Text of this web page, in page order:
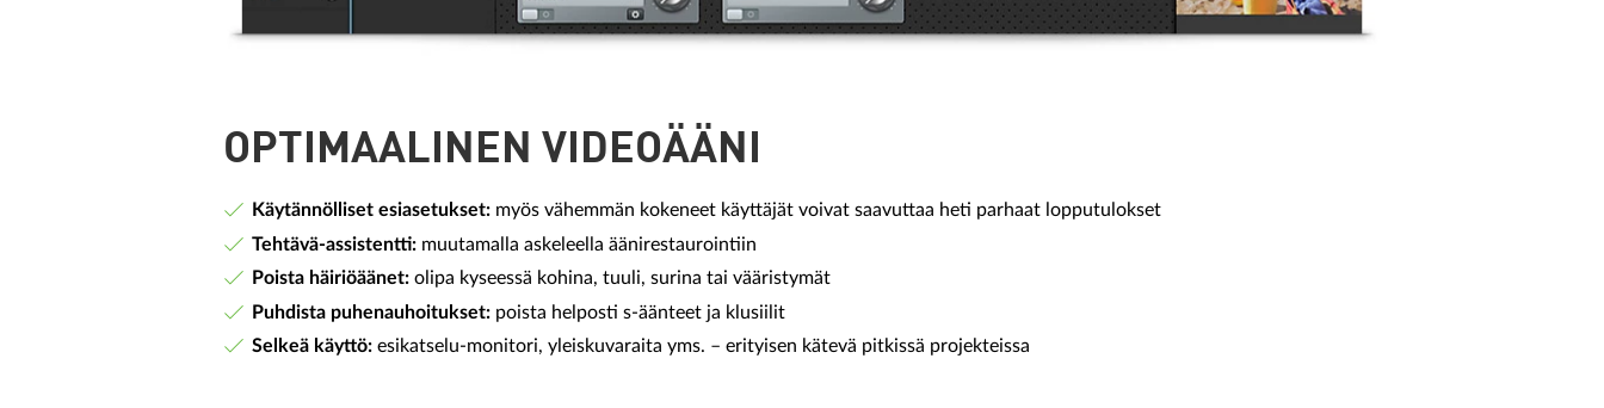
OPTIMAALINEN VIDEOÄÄNI
Käytännölliset esiasetukset: myös vähemmän kokeneet käyttäjät voivat saavuttaa heti parhaat lopputulokset
Tehtävä-assistentti: muutamalla askeleella äänirestaurointiin
Poista häiriöäänet: olipa kyseessä kohina, tuuli, surina tai vääristymät
Puhdista puhenauhoitukset: poista helposti s-äänteet ja klusiilit
Selkeä käyttö: esikatselu-monitori, yleiskuvaraita yms. – erityisen kätevä pitkissä projekteissa